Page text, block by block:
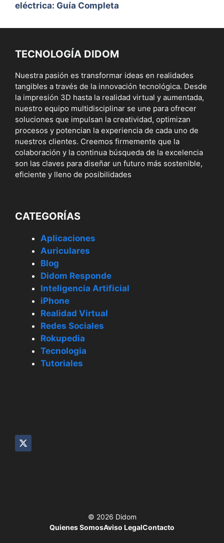
eléctrica: Guía Completa
TECNOLOGÍA DIDOM
Nuestra pasión es transformar ideas en realidades
tangibles a través de la innovación tecnológica. Desde
la impresión 3D hasta la realidad virtual y aumentada,
nuestro equipo multidisciplinar se une para ofrecer
soluciones que impulsan la creatividad, optimizan
procesos y potencian la experiencia de cada uno de
nuestros clientes. Creemos firmemente que la
colaboración y la continua búsqueda de la excelencia
son las claves para diseñar un futuro más sostenible,
eficiente y lleno de posibilidades
CATEGORÍAS
Aplicaciones
Auriculares
Blog
Didom Responde
Inteligencia Artificial
iPhone
Realidad Virtual
Redes Sociales
Rokupedia
Tecnologia
Tutoriales
© 2026 Didom
Quienes SomosAviso LegalContacto